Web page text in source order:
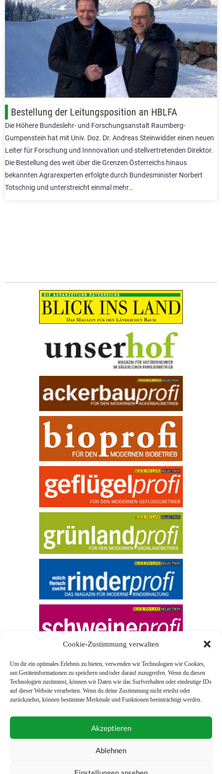
Cookie-Zustimmung verwalten
Um dir ein optimales Erlebnis zu bieten, verwenden wir Technologien wie Cookies,
um Geräteinformationen zu speichern und/oder darauf zuzugreifen. Wenn du diesen
Technologien zustimmst, können wir Daten wie das Surfverhalten oder eindeutige IDs
auf dieser Website verarbeiten. Wenn du deine Zustimmung nicht erteilst oder
zurückziehst, können bestimmte Merkmale und Funktionen beeinträchtigt werden.
Akzeptieren
Ablehnen
Bestellung der Leitungsposition an HBLFA
Die Höhere Bundeslehr- und Forschungsanstalt Raumberg-
Gumpenstein hat mit Univ. Doz. Dr. Andreas Steinwidder einen neuen
Leiter für Forschung und Innnovation und stellvertretenden Direktor.
Die Bestellung des weit über die Grenzen Österreichs hinaus
bekannten Agrarexperten erfolgte durch Bundesminister Norbert
Totschnig und unterstreicht einmal mehr…
© 2026 Blick ins Land
Unterstützt durch
0043 (0)1 581 28 90 0
Impressum